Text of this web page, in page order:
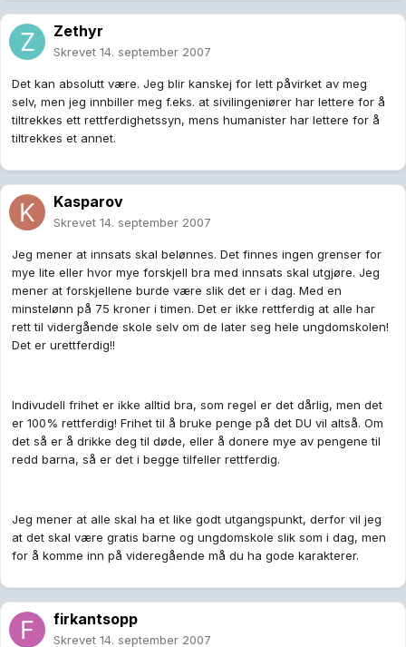
Zethyr
Skrevet 14. september 2007
Det kan absolutt være. Jeg blir kanskej for lett påvirket av meg
selv, men jeg innbiller meg f.eks. at sivilingeniører har lettere for å
tiltrekkes ett rettferdighetssyn, mens humanister har lettere for å
tiltrekkes et annet.
Kasparov
Skrevet 14. september 2007
Jeg mener at innsats skal belønnes. Det finnes ingen grenser for
mye lite eller hvor mye forskjell bra med innsats skal utgjøre. Jeg
mener at forskjellene burde være slik det er i dag. Med en
minstelønn på 75 kroner i timen. Det er ikke rettferdig at alle har
rett til vidergående skole selv om de later seg hele ungdomskolen!
Det er urettferdig!!
Indivudell frihet er ikke alltid bra, som regel er det dårlig, men det
er 100% rettferdig! Frihet til å bruke penge på det DU vil altså. Om
det så er å drikke deg til døde, eller å donere mye av pengene til
redd barna, så er det i begge tilfeller rettferdig.
Jeg mener at alle skal ha et like godt utgangspunkt, derfor vil jeg
at det skal være gratis barne og ungdomskole slik som i dag, men
for å komme inn på videregående må du ha gode karakterer.
firkantsopp
Skrevet 14. september 2007